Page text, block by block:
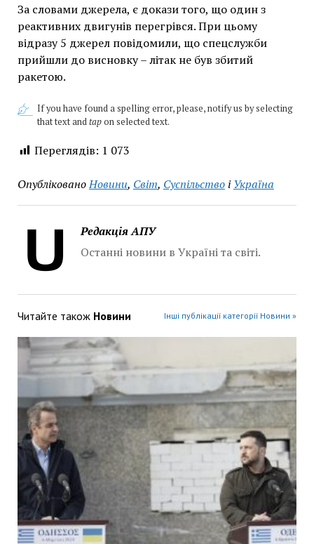
За словами джерела, є докази того, що один з
реактивних двигунів перегрівся. При цьому
відразу 5 джерел повідомили, що спецслужби
прийшли до висновку – літак не був збитий
ракетою.
If you have found a spelling error, please, notify us by selecting
that text andtapon selected text.
Переглядів: 1 073
ОпублікованоНовини, Світ, СуспільствоіУкраїна
Редакція АПУ
Останні новини в Україні та світі.
Читайте також Новини Інші публікації категорії Новини »